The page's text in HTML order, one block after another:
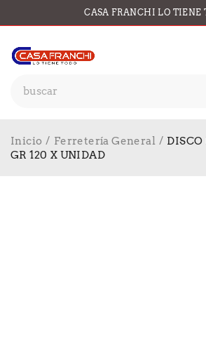
CASA FRANCHI LO TIENE
Inicio / Ferretería General / DISCO
GR 120 X UNIDAD